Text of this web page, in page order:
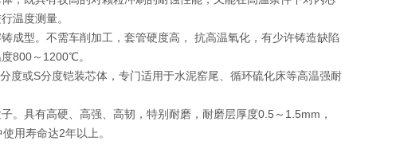
温度测量。
成型。不需车削加工，套管硬度高， 抗高温氧化，有少许铸造缺陷
800～1200℃。
或S分度铠装芯体，专门适用于水泥窑尾、循环硫化床等高温强耐
。具有高硬、高强、高韧，特别耐磨，耐磨层厚度0.5～1.5mm，
用寿命达2年以上。